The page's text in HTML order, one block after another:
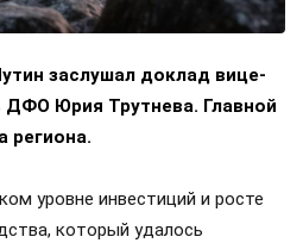
заслушал доклад вице-
ДФО Юрия Трутнева. Главной
региона.
уровне инвестиций и росте
который удалось